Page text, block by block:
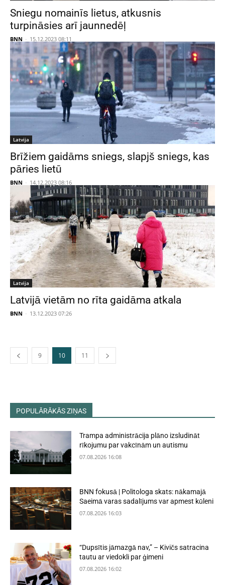
Sniegu nomainīs lietus, atkusnis
turpināsies arī jaunnedēļ
BNN - 15.12.2023 08:11
Latvija
Brīžiem gaidāms sniegs, slapjš sniegs, kas
pāries lietū
BNN - 14.12.2023 08:16
Latvija
Latvijā vietām no rīta gaidāma atkala
BNN - 13.12.2023 07:26
9 10 11
POPULĀRĀKĀS ZIŅAS
Trampa administrācija plāno izsludināt
rīkojumu par vakcīnām un autismu
07.08.2026 16:08
BNN fokusā | Politologa skats: nākamajā
Saeimā varas sadalījums var apmest kūleni
07.08.2026 16:03
“Dupsītis jāmazgā nav,” – Kivičs satracina
tautu ar viedokli par ģimeni
07.08.2026 16:02